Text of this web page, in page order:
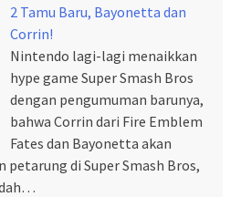
2 Tamu Baru, Bayonetta dan
Corrin!
Nintendo lagi-lagi menaikkan
hype game Super Smash Bros
dengan pengumuman barunya,
bahwa Corrin dari Fire Emblem
Fates dan Bayonetta akan
petarung di Super Smash Bros,